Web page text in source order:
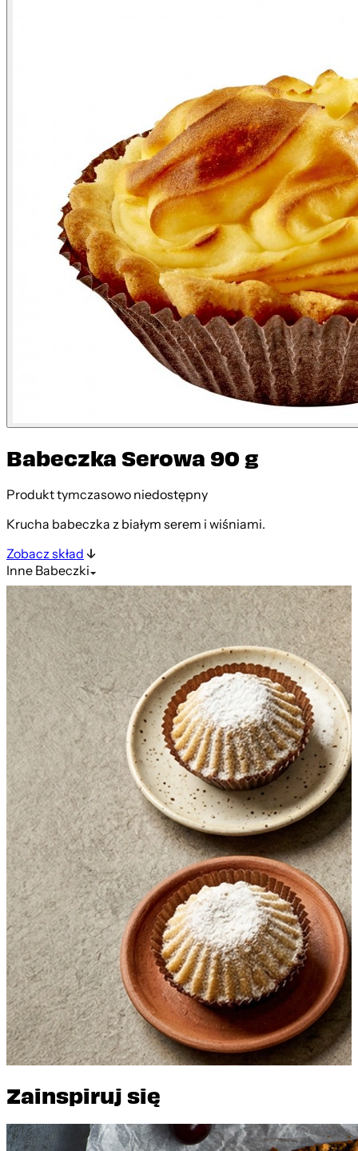
Babeczka Serowa 90 g
Produkt tymczasowo niedostępny
Krucha babeczka z białym serem i wiśniami.
Zobacz skład
InneBabeczki
Zainspiruj się